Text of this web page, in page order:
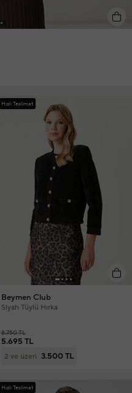
Hızlı Teslimat
Beymen Club
Siyah Tüylü Hırka
8.750 TL
5.695 TL
2 ve üzeri 3.500 TL
Hızlı Teslimat